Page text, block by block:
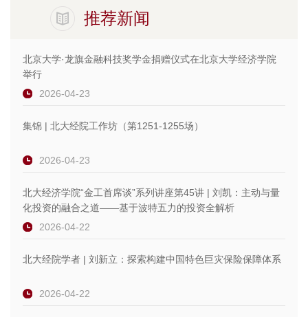
推荐新闻
北京大学·龙旗金融科技奖学金捐赠仪式在北京大学经济学院
举行
2026-04-23
集锦 | 北大经院工作坊（第1251-1255场）
2026-04-23
北大经济学院“金工首席谈”系列讲座第45讲 | 刘凯：主动与量
化投资的融合之道——基于波特五力的投资全解析
2026-04-22
北大经院学者 | 刘新立：探索构建中国特色巨灾保险保障体系
2026-04-22